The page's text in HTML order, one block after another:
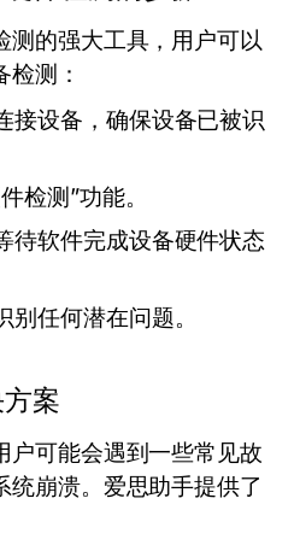
测的强大工具，用户可以
测：
接设备，确保设备已被识
检测”功能。
待软件完成设备硬件状态
任何潜在问题。
案
户可能会遇到一些常见故
统崩溃。爱思助手提供了